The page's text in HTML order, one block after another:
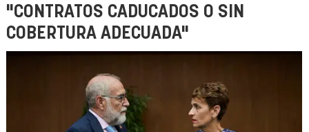
"CONTRATOS CADUCADOS O SIN
COBERTURA ADECUADA"